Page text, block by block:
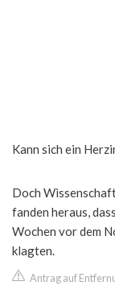
Kann sich ein
Doch
fanden heraus,
Wochen vor dem
klagten.
Antrag auf